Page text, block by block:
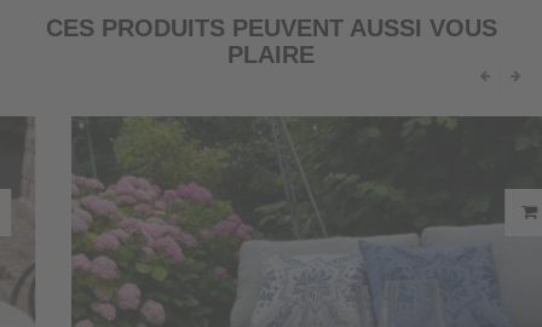
CES PRODUITS PEUVENT AUSSI VOUS
PLAIRE